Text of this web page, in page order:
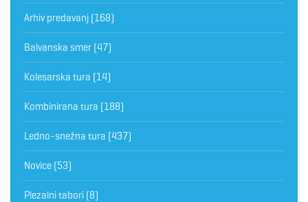
Arhiv predavanj (168)
Balvanska smer (47)
Kolesarska tura (14)
Kombinirana tura (188)
Ledno-snežna tura (437)
Novice (53)
Plezalni tabori (8)